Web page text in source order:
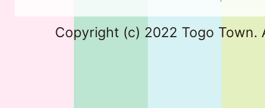
Copyright (c) 2022 Togo Town.